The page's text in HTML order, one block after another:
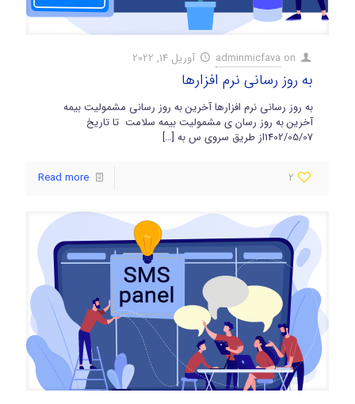
adminmicfava on آوریل 14, 2022
به روز رسانی نرم افزارها
به روز رسانی نرم افزارها آخرین به روز رسانی مشمولیت بیمه
آخرین به روز رسان ی مشمولیت بیمه سلامت تا تاریخ
1402/05/07از طریق سروی س به
[…]
2
Read more